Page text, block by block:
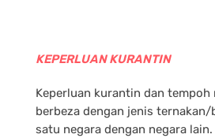
KEPERLUAN KURANTIN
Keperluan kurantin dan
berbeza dengan jenis
satu negara dengan negara